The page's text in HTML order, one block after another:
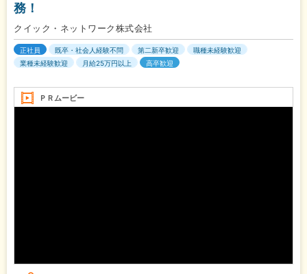
務！
クイック・ネットワーク株式会社
正社員 既卒・社会人経験不問 第二新卒歓迎
職種未経験歓迎
業種未経験歓迎
月給25万円以上 高卒歓迎
ＰＲムービー